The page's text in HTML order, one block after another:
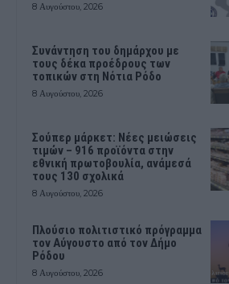
8 Αυγούστου, 2026
Συνάντηση του δημάρχου με
τους δέκα προέδρους των
τοπικών στη Νότια Ρόδο
8 Αυγούστου, 2026
Σούπερ μάρκετ: Νέες μειώσεις
τιμών – 916 προϊόντα στην
εθνική πρωτοβουλία, ανάμεσά
τους 130 σχολικά
8 Αυγούστου, 2026
Πλούσιο πολιτιστικό πρόγραμμα
τον Αύγουστο από τον Δήμο
Ρόδου
8 Αυγούστου, 2026